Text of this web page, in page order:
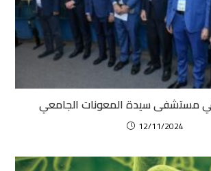
مستشفى سيدة المعونات الجامعي
12/11/2024